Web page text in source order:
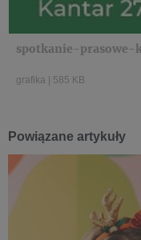
spotkanie-prasowe-
grafika 585 KB
Powiązane artykuły